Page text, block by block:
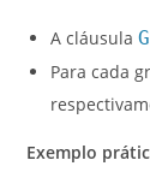
A cláusula
Para cada
Exemplo